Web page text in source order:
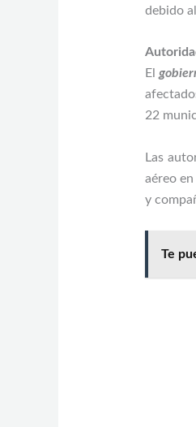
debido
El
22
Las
aéreo
y
Te